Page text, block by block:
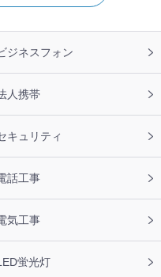
。
問い合わせを頂きまし
ジネスフォン
人携帯
キュリティ
話工事
気工事
蛍光灯